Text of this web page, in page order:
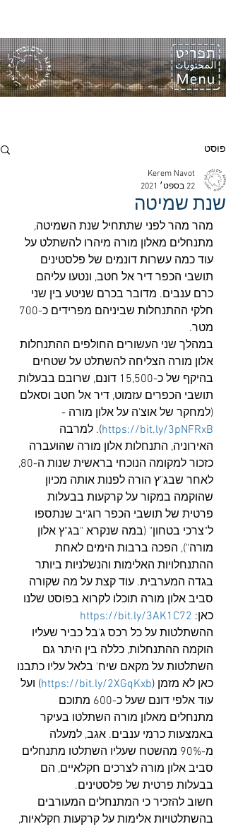
פוסט
שנת שמיטה
Kerem Navot
22 בספט׳ 2021
מהר מהר לפני שתתחיל שנת השמיטה,
מתנחלים מאלון מורה מיהרו להשתלט על
עוד כמה עשרות דונמים של פלסטינים
תושבי הכפר דיר אל חטב, ונטעו עליהם
כרם ענבים. מדובר בכרם שניטע בין שני
מטר.
במהלך שני העשורים החולפים ההתנחלות
אלון מורה הצליחה להשתלט על שטחים
בהיקף של כ-15,500 דונם, שרובם בבעלות
תושבי הכפרים עזמוט, דיר אל חטב וסאלם
(למחקר של אוצ’ה על אלון מורה -
https://bit.ly/3pNFRxB). למרבה
האירוניה, התנחלות אלון מורה שהועברה
כזכור למקומה הנוכחי בראשית שנות ה-80,
לאחר שבג"ץ הורה לפנות אותה מכיון
שהוקמה במקור על קרקעות בבעלות
פרטית של תושבי הכפר רוג'יב שנתספו
ל"צרכי בטחון" (במה שנקרא "בג"ץ אלון
מורה"), הפכה ברבות הימים לאחת
ההתנחלויות האלימות והנשלניות ביותר
בגדה המערבית. עוד קצת על מה שקורה
סביב אלון מורה תוכלו לקרוא בפוסט שלנו
כאן: https://bit.ly/3AK1C72
ההשתלטות על כל רכס ג'בל כביר שעליו
הוקמה ההתנחלות, כללה בין היתר גם
השתלטות על מקאם שיח' בלאל עליו כתבנו
כאן לא מזמן (https://bit.ly/2XGqKxb) ועל
עוד אלפי דונם שעל כ-600 מתוכם
מתנחלים מאלון מורה השתלטו בעיקר
באמצעות כרמי ענבים. אגב, למעלה
מ-90% מהשטח שעליו השתלטו מתנחלים
סביב אלון מורה לצרכים חקלאיים, הם
בבעלות פרטית של פלסטינים.
חשוב להזכיר כי המתנחלים המעורבים
בהשתלטויות אלימות על קרקעות חקלאיות,